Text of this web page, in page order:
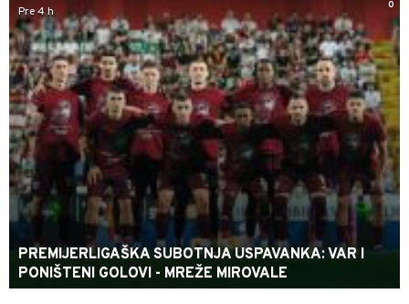
0
Pre 4 h
PREMIJERLIGAŠKA SUBOTNJA USPAVANKA: VAR I
PONIŠTENI GOLOVI - MREŽE MIROVALE